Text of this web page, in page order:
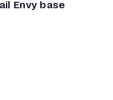
Envy base